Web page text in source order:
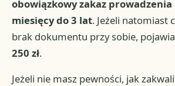
obowiązkowy zakaz prowadzenia
miesięcy do 3 lat. Jeżeli natomiast
brak dokumentu przy sobie,
250 zł.
Jeżeli nie masz pewności, jak